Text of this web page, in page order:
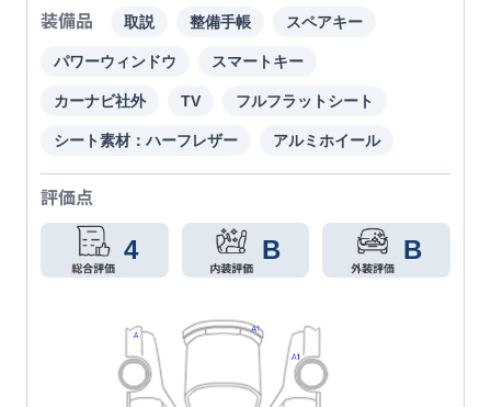
装備品 取説 整備手帳 スペアキー
パワーウィンドウ スマートキー
カーナビ社外 TV フルフラットシート
シート素材：ハーフレザー アルミホイール
評価点
4 B B